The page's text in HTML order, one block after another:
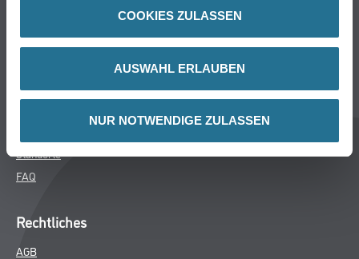
COOKIES ZULASSEN
AUSWAHL ERLAUBEN
NUR NOTWENDIGE ZULASSEN
Winkler & Gräbner
Services
Standorte
FAQ
Rechtliches
AGB